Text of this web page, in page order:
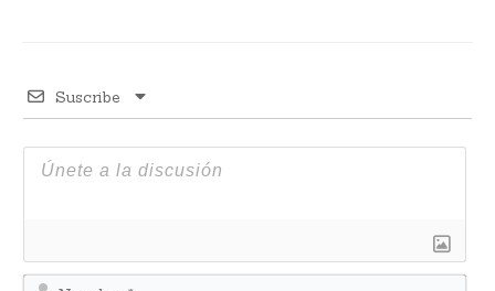
Suscribe